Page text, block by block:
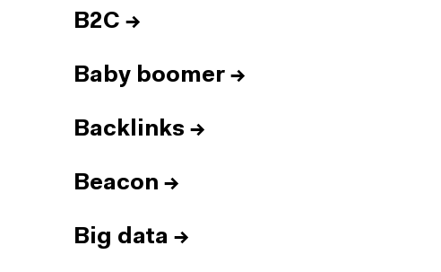
B2C →
Baby boomer →
Backlinks →
Beacon →
Big data →